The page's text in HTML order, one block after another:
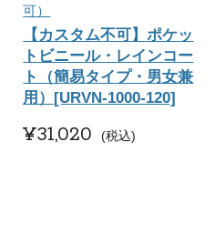
可）
【カスタム不可】ポケッ
トビニール・レインコー
ト（簡易タイプ・男女兼
用）[URVN-1000-120]
¥31,020 税込